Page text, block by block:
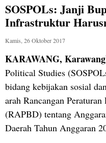
SOSPOLs: Janji
Infrastruktur
Kamis, 26 Oktober 2017
KARAWANG,
Political Studies
bidang kebijakan sosial
arah Rancangan
(RAPBD) tentang
Daerah Tahun Anggaran